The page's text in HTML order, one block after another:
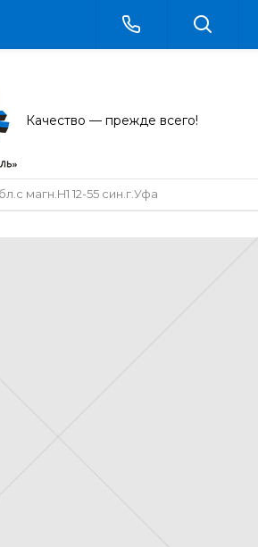
Качество — прежде всего!
магн.H1 12-55 син.г.Уфа